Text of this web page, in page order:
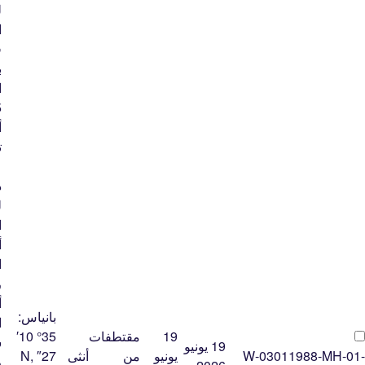
W-03011988-MH-01-
19 يونيو
19
يونيو
مقتطفات
من
أنثى
بانياس:
35° 10′
27″ N,